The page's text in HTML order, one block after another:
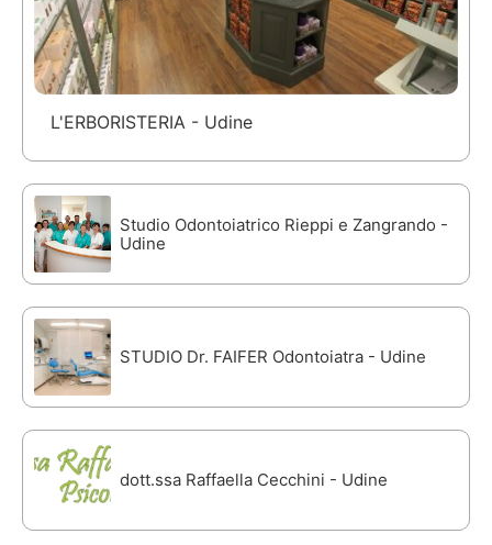
L'ERBORISTERIA - Udine
Studio Odontoiatrico Rieppi e Zangrando -
Udine
STUDIO Dr. FAIFER Odontoiatra - Udine
dott.ssa Raffaella Cecchini - Udine